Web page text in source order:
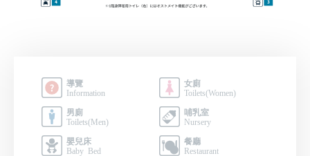
導覽
Information
女廁
Toilets(Women)
男廁
Toilets(Men)
哺乳室
Nursery
嬰兒床
Baby Bed
餐廳
Restaurant